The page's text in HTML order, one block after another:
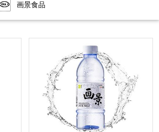
画景食品